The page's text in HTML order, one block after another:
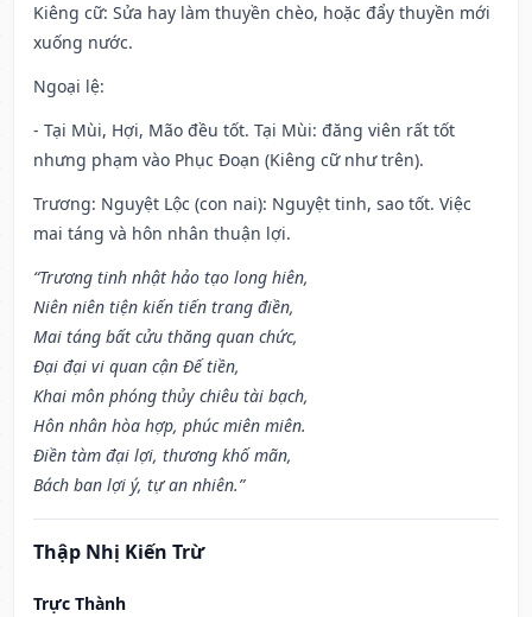
Kiêng cữ: Sửa hay làm thuyền chèo, hoặc đẩy thuyền mới
xuống nước.
Ngoại lệ:
- Tại Mùi, Hợi, Mão đều tốt. Tại Mùi: đăng viên rất tốt
nhưng phạm vào Phục Đoạn (Kiêng cữ như trên).
Trương: Nguyệt Lộc (con nai): Nguyệt tinh, sao tốt. Việc
mai táng và hôn nhân thuận lợi.
“Trương tinh nhật hảo tạo long hiên,
Niên niên tiện kiến tiến trang điền,
Mai táng bất cửu thăng quan chức,
Đại đại vi quan cận Đế tiền,
Khai môn phóng thủy chiêu tài bạch,
Hôn nhân hòa hợp, phúc miên miên.
Điền tàm đại lợi, thương khố mãn,
Bách ban lợi ý, tự an nhiên.”
Thập Nhị Kiến Trừ
Trực Thành